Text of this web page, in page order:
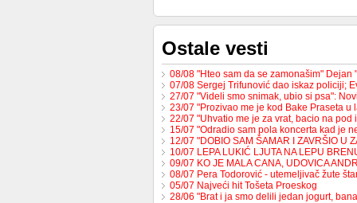
Ostale vesti
08/08 "Hteo sam da se zamonašim"
07/08 Sergej Trifunović dao iskaz policiji;
27/07 "Videli smo snimak, ubio si psa":
23/07 "Prozivao me je kod Bake Praseta
22/07 "Uhvatio me je za vrat, bacio na
15/07 "Odradio sam pola koncerta kad je
12/07 "DOBIO SAM ŠAMAR I ZAVRŠIO U
10/07 LEPA LUKIĆ LJUTA NA LEPU
09/07 KO JE MALA CANA, UDOVICA
08/07 Pera Todorović - utemeljivač žute
05/07 Najveći hit Tošeta Proeskog
28/06 "Brat i ja smo delili jedan jogurt,